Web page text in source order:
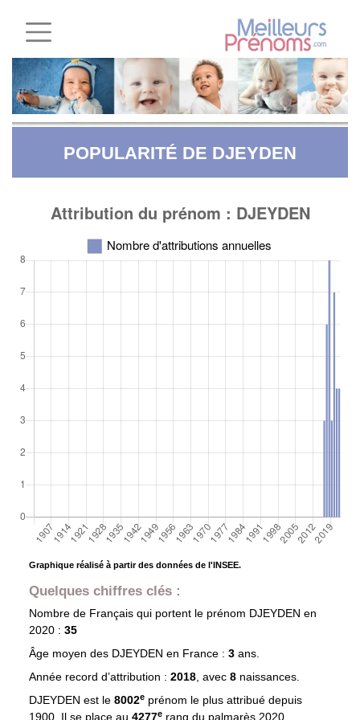
POPULARITÉ DE DJEYDEN
Graphique réalisé à partir des données de l'INSEE.
Quelques chiffres clés :
Nombre de Français qui portent le prénom DJEYDEN en
2020 : 35
Âge moyen des DJEYDEN en France : 3 ans.
Année record d’attribution : 2018, avec 8 naissances.
DJEYDEN est le 8002eprénom le plus attribué depuis
1900. Il se place au 4277e rang du palmarès 2020.